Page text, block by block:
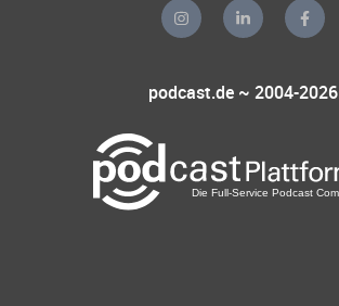
podcast.de ~ 2004-2026